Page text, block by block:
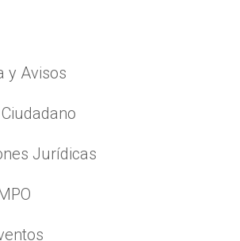
y Avisos
Jurídicas